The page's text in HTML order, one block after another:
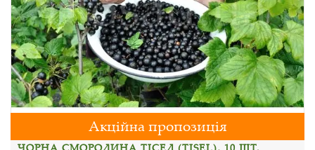
Акційна пропозиція